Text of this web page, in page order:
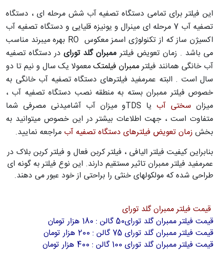
این فیلتر برای تمامی دستگاه تصفیه آب شش مرحله ای ، دستگاه
تصفیه آب 7 مرحله ای مینرال و یونیزه قلیایی و دستگاه تصفیه آب
اکسیژن ساز که از تکنولوژی اسمز معکوس RO بهره میبرند مناسب
می باشد . زمان تعویض فیلتر ممبران گلد تورایدر دستگاه تصفیه
آب خانگی همانند فیلترممبران فیلمتکمعمولا یک سال و نیم تا دو
سال است . البته عمرمفید فیلترهای دستگاه تصفیه آب خانگی به
خصوص فیلتر ممبران بسته به منطقه نصب دستگاه تصفیه آب ،
میزان سختی آب یا TDSو میزان آب آشامیدنی مصرفی شما
متفاوت است ، جهت اطلاعات بیشتر در این خصوص میتوانید به
بخش زمان تعویض فیلترهای دستگاه تصفیه آب مراجعه نمایید.
بنابراین کیفیت فیلتر الیافی ، فیلتر کربن فعال و فیلتر کربن بلاک در
عمرمفید فیلتر ممبران تاثیر مستقیم دارند. این نوع فیلتر به گونه ای
طراحی شده که مولکولهای خنثی را براحتی از خود عبور می دهند.
قیمت فیلتر ممبران گلد تورای
قیمت فیلتر ممبران گلد تورای50 گالن : 180 هزار تومان
قیمت فیلتر ممبران گلد تورای 75 گالن : 200 هزار تومان
قیمت فیلتر ممبران گلد تورای 100 گالن : 400 هزار تومان